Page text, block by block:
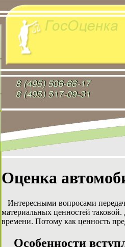
Оценка
Интересными вопросами
материальных ценностей
времени. Потому как ценность
Особенности